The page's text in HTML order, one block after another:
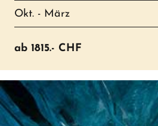
Okt. - März
ab 1815.- CHF